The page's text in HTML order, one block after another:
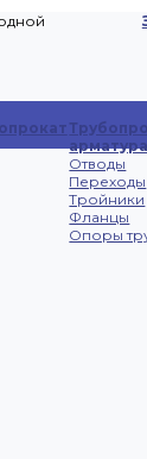
Отводы
Переходы
Тройники
Фланцы
Опоры